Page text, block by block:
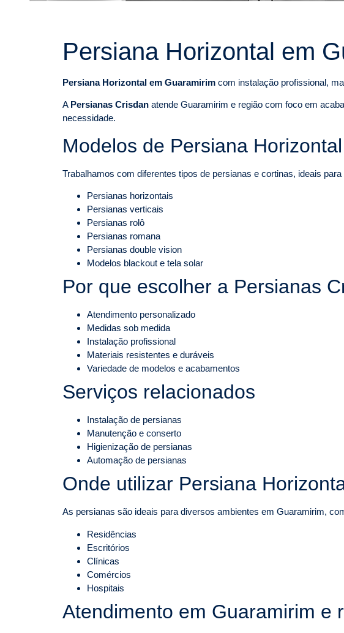
Persiana Horizontal em
Persiana Horizontal em Guaramirim com instalação profissional,
A Persianas Crisdan atende Guaramirim e região com foco em
necessidade.
Modelos de Persiana
Trabalhamos com diferentes tipos de persianas e cortinas, ideais
Persianas horizontais
Persianas verticais
Persianas rolô
Persianas romana
Persianas double vision
Modelos blackout e tela solar
Por que escolher a Persianas
Atendimento personalizado
Medidas sob medida
Instalação profissional
Materiais resistentes e duráveis
Variedade de modelos e acabamentos
Serviços relacionados
Instalação de persianas
Manutenção e conserto
Higienização de persianas
Automação de persianas
Onde utilizar Persiana
As persianas são ideais para diversos ambientes em Guaramirim,
Residências
Escritórios
Clínicas
Comércios
Hospitais
Atendimento em Guaramirim e